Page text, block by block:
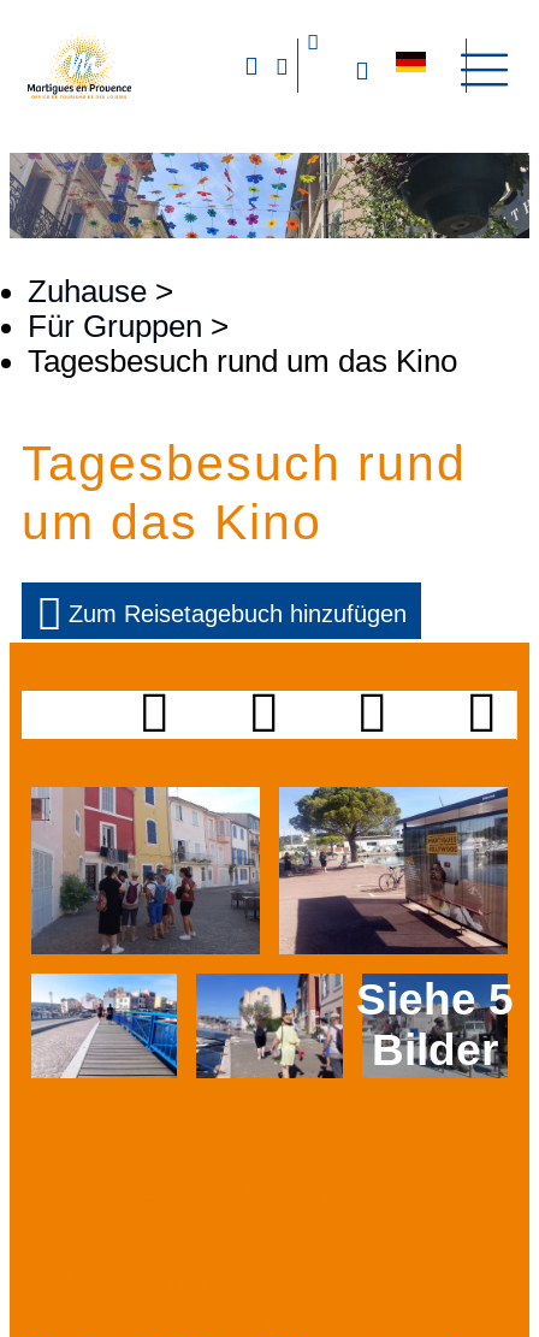
Zuhause >
Für Gruppen >
Tagesbesuch rund um das Kino
Tagesbesuch rund
um das Kino
Zum Reisetagebuch hinzufügen
Siehe 5
Bilder